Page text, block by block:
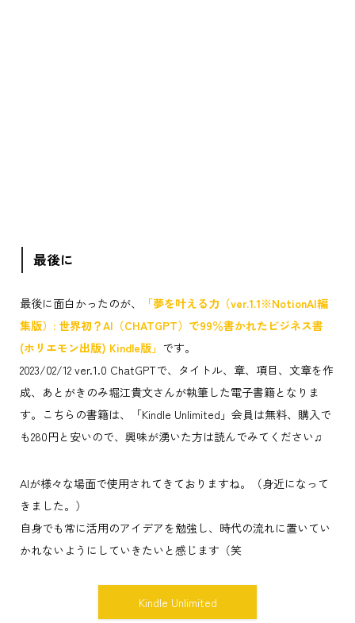
最後に
最後に面白かったのが、
「夢を叶える力（ver.1.1※NotionAI編
集版）: 世界初？AI（CHATGPT）で99％書かれたビジネス書
(ホリエモン出版) Kindle版」 です。
2023/02/12 ver.1.0 ChatGPTで、タイトル、章、項目、文章を作
成、あとがきのみ堀江貴文さんが執筆した電子書籍となりま
す。こちらの書籍は、「Kindle Unlimited」会員は無料、購入で
も280円と安いので、興味が湧いた方は読んでみてください♫
AIが様々な場面で使用されてきておりますね。（身近になって
きました。）
自身でも常に活用のアイデアを勉強し、時代の流れに置いてい
かれないようにしていきたいと感じます（笑
Kindle Unlimited